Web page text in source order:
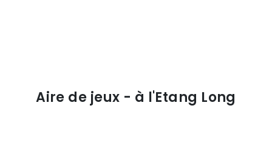
Aire de jeux - à l'Etang Long